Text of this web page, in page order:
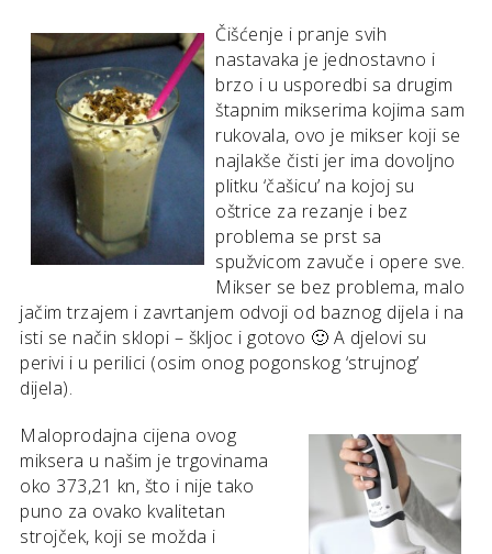
Čišćenje i pranje svih
nastavaka je jednostavno i
brzo i u usporedbi sa drugim
štapnim mikserima kojima sam
rukovala, ovo je mikser koji se
najlakše čisti jer ima dovoljno
plitku ‘čašicu’ na kojoj su
oštrice za rezanje i bez
problema se prst sa
spužvicom zavuče i opere sve.
Mikser se bez problema, malo
jačim trzajem i zavrtanjem odvoji od baznog dijela i na
isti se način sklopi – škljoc i gotovo 🙂 A djelovi su
perivi i u perilici (osim onog pogonskog ‘strujnog’
dijela).
Maloprodajna cijena ovog
miksera u našim je trgovinama
oko 373,21 kn, što i nije tako
puno za ovako kvalitetan
strojček, koji se možda i